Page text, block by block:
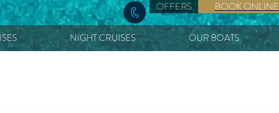
BOOK ONLINE
OFFERS
NIGHT CRUISES OUR BOATS